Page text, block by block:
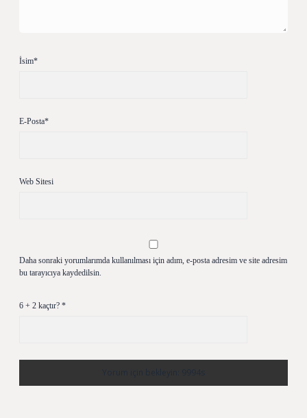
İsim*
E-Posta*
Web Sitesi
Daha sonraki yorumlarımda kullanılması için adım, e-posta adresim ve site adresim
bu tarayıcıya kaydedilsin.
6 + 2 kaçtır? *